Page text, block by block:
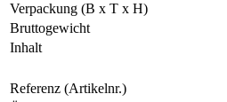
Verpackung (B x T x H)
Bruttogewicht
Inhalt
Referenz (Artikelnr.)